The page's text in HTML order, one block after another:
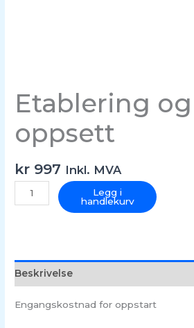
Etablering og
oppsett
kr 997 Inkl. MVA
Legg i
handlekurv
Beskrivelse
Engangskostnad for oppstart